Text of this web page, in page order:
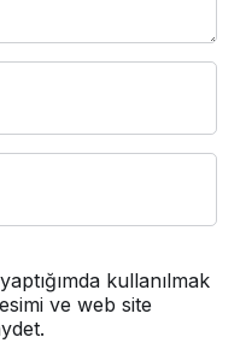
kullanılmak
ve web site